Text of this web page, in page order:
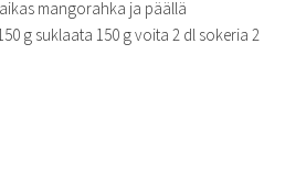
mangorahka ja päällä
g suklaata 150 g voita 2 dl sokeria 2